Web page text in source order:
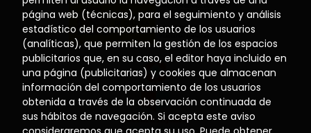
página web (técnicas), para el seguimiento y análisis
estadístico del comportamiento de los usuarios
(analíticas), que permiten la gestión de los espacios
publicitarios que, en su caso, el editor haya incluido en
una página (publicitarias) y cookies que almacenan
información del comportamiento de los usuarios
obtenida a través de la observación continuada de
sus hábitos de navegación. Si acepta este aviso